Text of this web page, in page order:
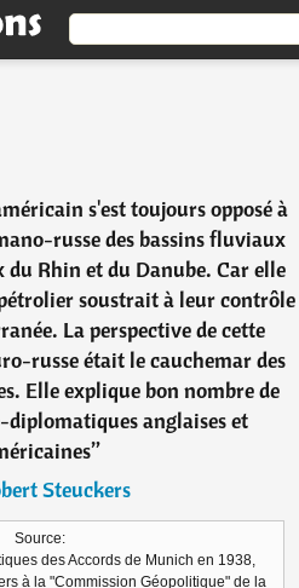
s'est toujours opposé à
russe des bassins fluviaux
du Rhin et du Danube. Car elle
soustrait à leur contrôle
La perspective de cette
russe était le cauchemar des
Elle explique bon nombre de
anglaises et
”
Steuckers
Source:
des Accords de Munich en 1938,
à la "Commission Géopolitique" de la